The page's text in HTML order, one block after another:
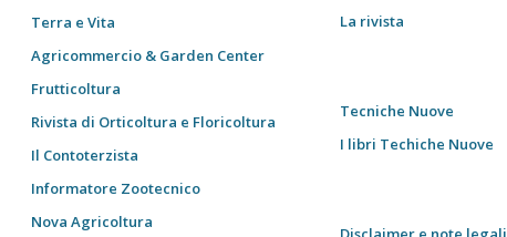
Terra e Vita
Agricommercio & Garden Center
Frutticoltura
Rivista di Orticoltura e Floricoltura
Il Contoterzista
Informatore Zootecnico
Nova Agricoltura
La rivista
Tecniche Nuove
I libri Techiche Nuove